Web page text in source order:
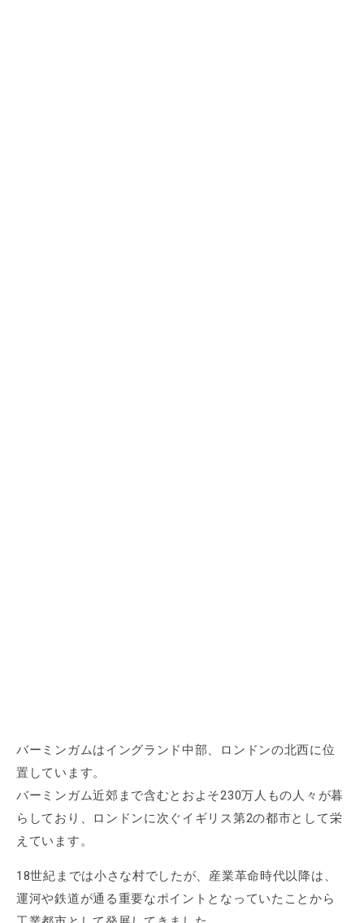
バーミンガムはイングランド中部、ロンドンの北西に位
置しています。
バーミンガム近郊まで含むとおよそ230万人もの人々が暮
らしており、ロンドンに次ぐイギリス第2の都市として栄
えています。
18世紀までは小さな村でしたが、産業革命時代以降は、
運河や鉄道が通る重要なポイントとなっていたことから